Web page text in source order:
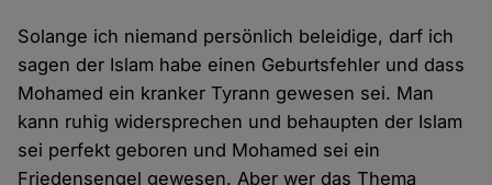
Solange ich niemand persönlich beleidige, darf ich
sagen der Islam habe einen Geburtsfehler und dass
Mohamed ein kranker Tyrann gewesen sei. Man
kann ruhig widersprechen und behaupten der Islam
sei perfekt geboren und Mohamed sei ein
Friedensengel gewesen. Aber wer das Thema